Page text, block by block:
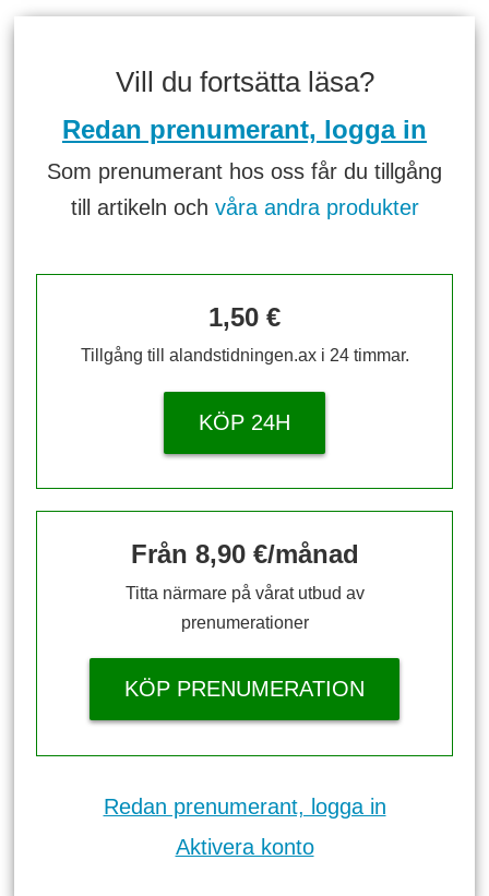
Vill du fortsätta läsa?
Redan prenumerant, logga in
Som prenumerant hos oss får du tillgång
till artikeln och våra andra produkter
1,50 €
Tillgång till alandstidningen.ax i 24 timmar.
KÖP 24H
Från 8,90 €/månad
Titta närmare på vårat utbud av
prenumerationer
KÖP PRENUMERATION
Redan prenumerant, logga in
Aktivera konto